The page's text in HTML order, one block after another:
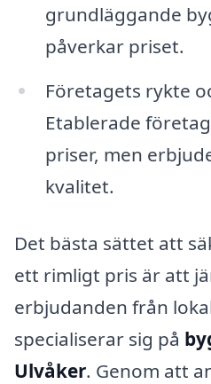
grundläggande
påverkar priset.
Företagets rykte
Etablerade
priser, men
kvalitet.
Det bästa sättet att
ett rimligt pris är att
erbjudanden från
specialiserar sig på
Ulvåker. Genom att